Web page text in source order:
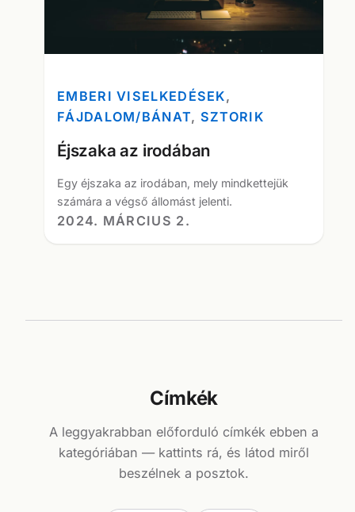
EMBERI VISELKEDÉSEK
FÁJDALOM/BÁNAT, SZTORIK
Éjszaka az irodában
Egy éjszaka az irodában, mely mindkettejük
számára a végső állomást jelenti.
2024. MÁRCIUS 2.
Címkék
A leggyakrabban előforduló címkék ebben a
kategóriában — kattints rá, és látod miről
beszélnek a posztok.